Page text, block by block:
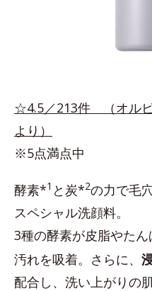
☆4.5／213件 （オルビ
より）
※5点満点中
酵素*1 と炭*2の力で毛
スペシャル洗顔料。
3種の酵素が皮脂やた
汚れを吸着。さらに、
配合し、洗い上がりの